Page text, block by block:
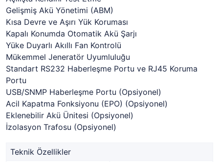
Gelişmiş Akü Yönetimi (ABM)
Kısa Devre ve Aşırı Yük Koruması
Kapalı Konumda Otomatik Akü Şarjı
Yüke Duyarlı Akıllı Fan Kontrolü
Mükemmel Jeneratör Uyumluluğu
Standart RS232 Haberleşme Portu ve RJ45 Koruma
Portu
USB/SNMP Haberleşme Portu (Opsiyonel)
Acil Kapatma Fonksiyonu (EPO) (Opsiyonel)
Eklenebilir Akü Ünitesi (Opsiyonel)
İzolasyon Trafosu (Opsiyonel)
Teknik Özellikler